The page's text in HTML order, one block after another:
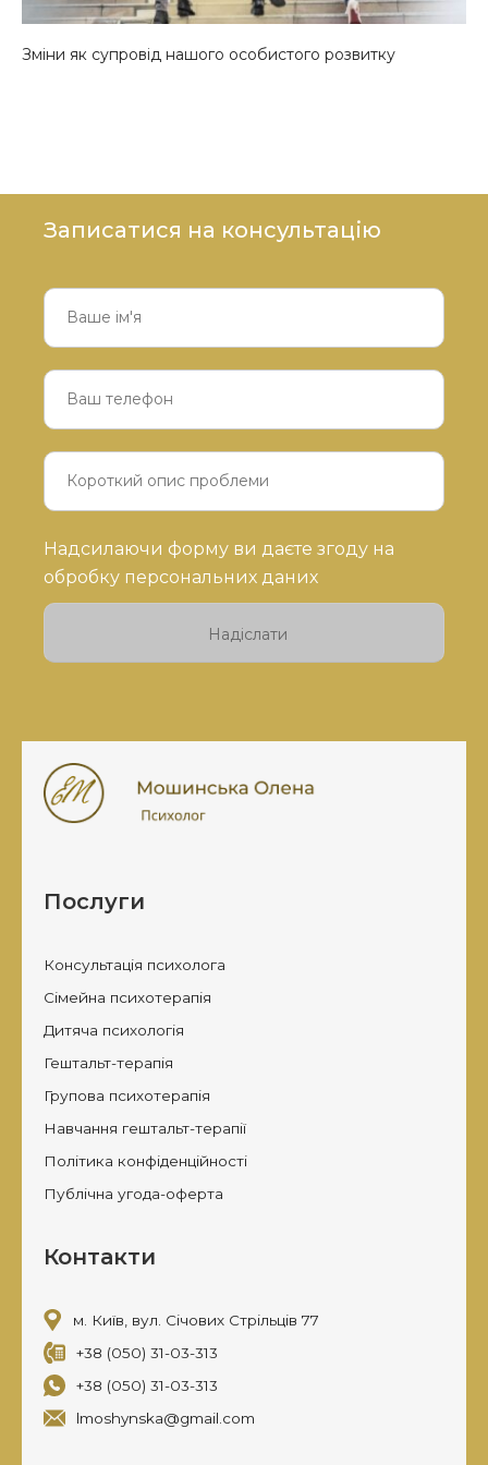
Зміни як супровід нашого особистого розвитку
Записатися на консультацію
Будь
ласка,
залиште
поле
Надсилаючи форму ви даєте згоду на
обробку персональних даних
Послуги
Консультація психолога
Сімейна психотерапія
Дитяча психологія
Гештальт-терапія
Групова психотерапія
Навчання гештальт-терапії
Політика конфіденційності
Публічна угода-оферта
Контакти
м. Київ, вул. Січових Стрільців 77
+38 (050) 31-03-313
+38 (050) 31-03-313
lmoshynska@gmail.com